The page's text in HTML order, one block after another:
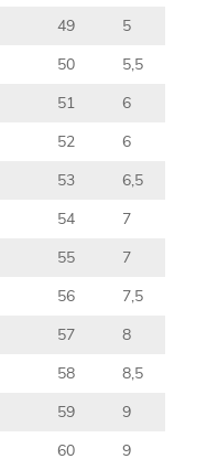
49
5
50
5,5
51
6
52
6
53
6,5
54
7
55
7
56
7,5
57
8
58
8,5
59
9
60 9